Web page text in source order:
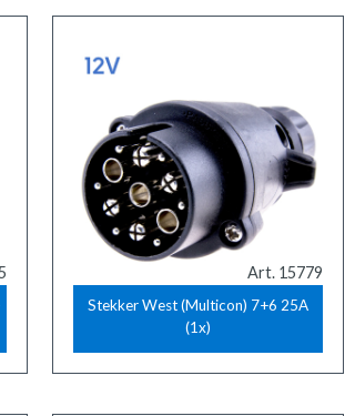
Art. 15779
Stekker West (Multicon) 7+6 25A
(1x)